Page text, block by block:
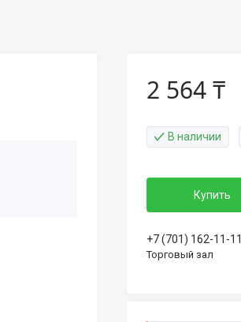
2 564 ₸
В наличии
Купить
+7 (701) 162-11-11
Торговый зал